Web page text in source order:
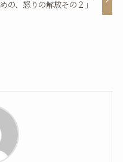
めの、怒りの解放その２」